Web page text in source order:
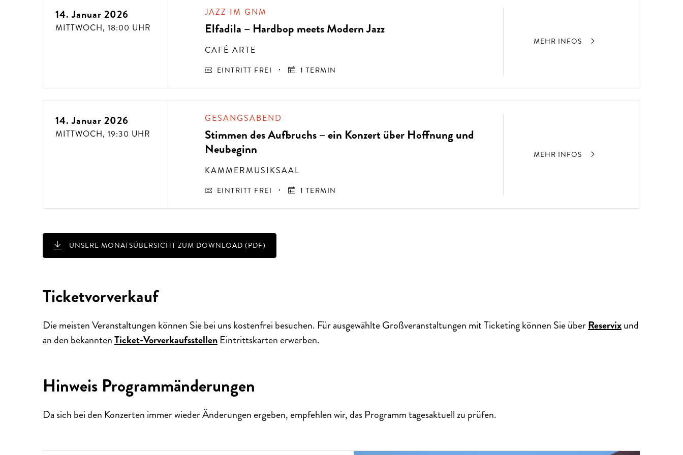
AUSSERGEWÖHNLICHE KONZERTERLEBNISSE
S
T
E
H
E
N
S
I
E
A
U
F
P
E
R
F
O
R
M
A
N
C
E
S
?
14. Januar 2026
MITTWOCH, 18:00 UHR
JAZZ IM GNM
Elfadila – Hardbop meets Modern Jazz
CAFÉ ARTE
EINTRITT FREI 1 TERMIN
MEHR INFOS
14. Januar 2026
MITTWOCH, 19:30 UHR
GESANGSABEND
Stimmen des Aufbruchs – ein Konzert über Hoffnung und
Neubeginn
KAMMERMUSIKSAAL
EINTRITT FREI 1 TERMIN
MEHR INFOS
UNSERE MONATSÜBERSICHT ZUM DOWNLOAD (PDF)
Ticketvorverkauf
Die meisten Veranstaltungen können Sie bei uns kostenfrei besuchen. Für ausgewählte Großveranstaltungen mit Ticketing können Sie überReservixund
an den bekanntenTicket-Vorverkaufsstellen Eintrittskarten erwerben.
Hinweis Programmänderungen
Da sich bei den Konzerten immer wieder Änderungen ergeben, empfehlen wir, das Programm tagesaktuell zu prüfen.